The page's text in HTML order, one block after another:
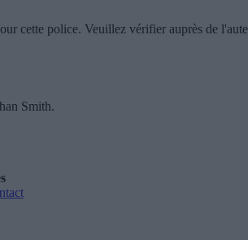
cette police. Veuillez vérifier auprès de
Smith.